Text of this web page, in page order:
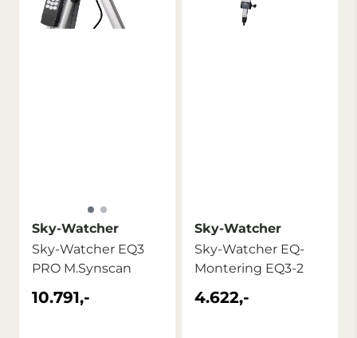
Sky-Watcher
Sky-Watcher EQ3
PRO M.Synscan
10.791,-
Sky-Watcher
Sky-Watcher EQ-
Montering EQ3-2
4.622,-